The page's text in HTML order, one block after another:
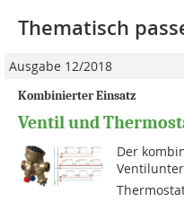
Thematisch
Ausgabe 12/2018
Kombinierter Einsatz
Ventil und
Der